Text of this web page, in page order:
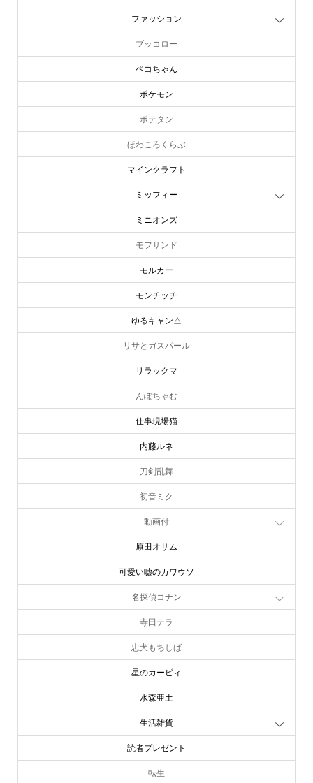
ファッション
ブッコロー
ペコちゃん
ポケモン
ポテタン
ほわころくらぶ
マインクラフト
ミッフィー
ミニオンズ
モフサンド
モルカー
モンチッチ
ゆるキャン△
リサとガスパール
リラックマ
んぽちゃむ
仕事現場猫
内藤ルネ
刀剣乱舞
初音ミク
動画付
原田オサム
可愛い嘘のカワウソ
名探偵コナン
寺田テラ
忠犬もちしば
星のカービィ
水森亜土
生活雑貨
読者プレゼント
転生